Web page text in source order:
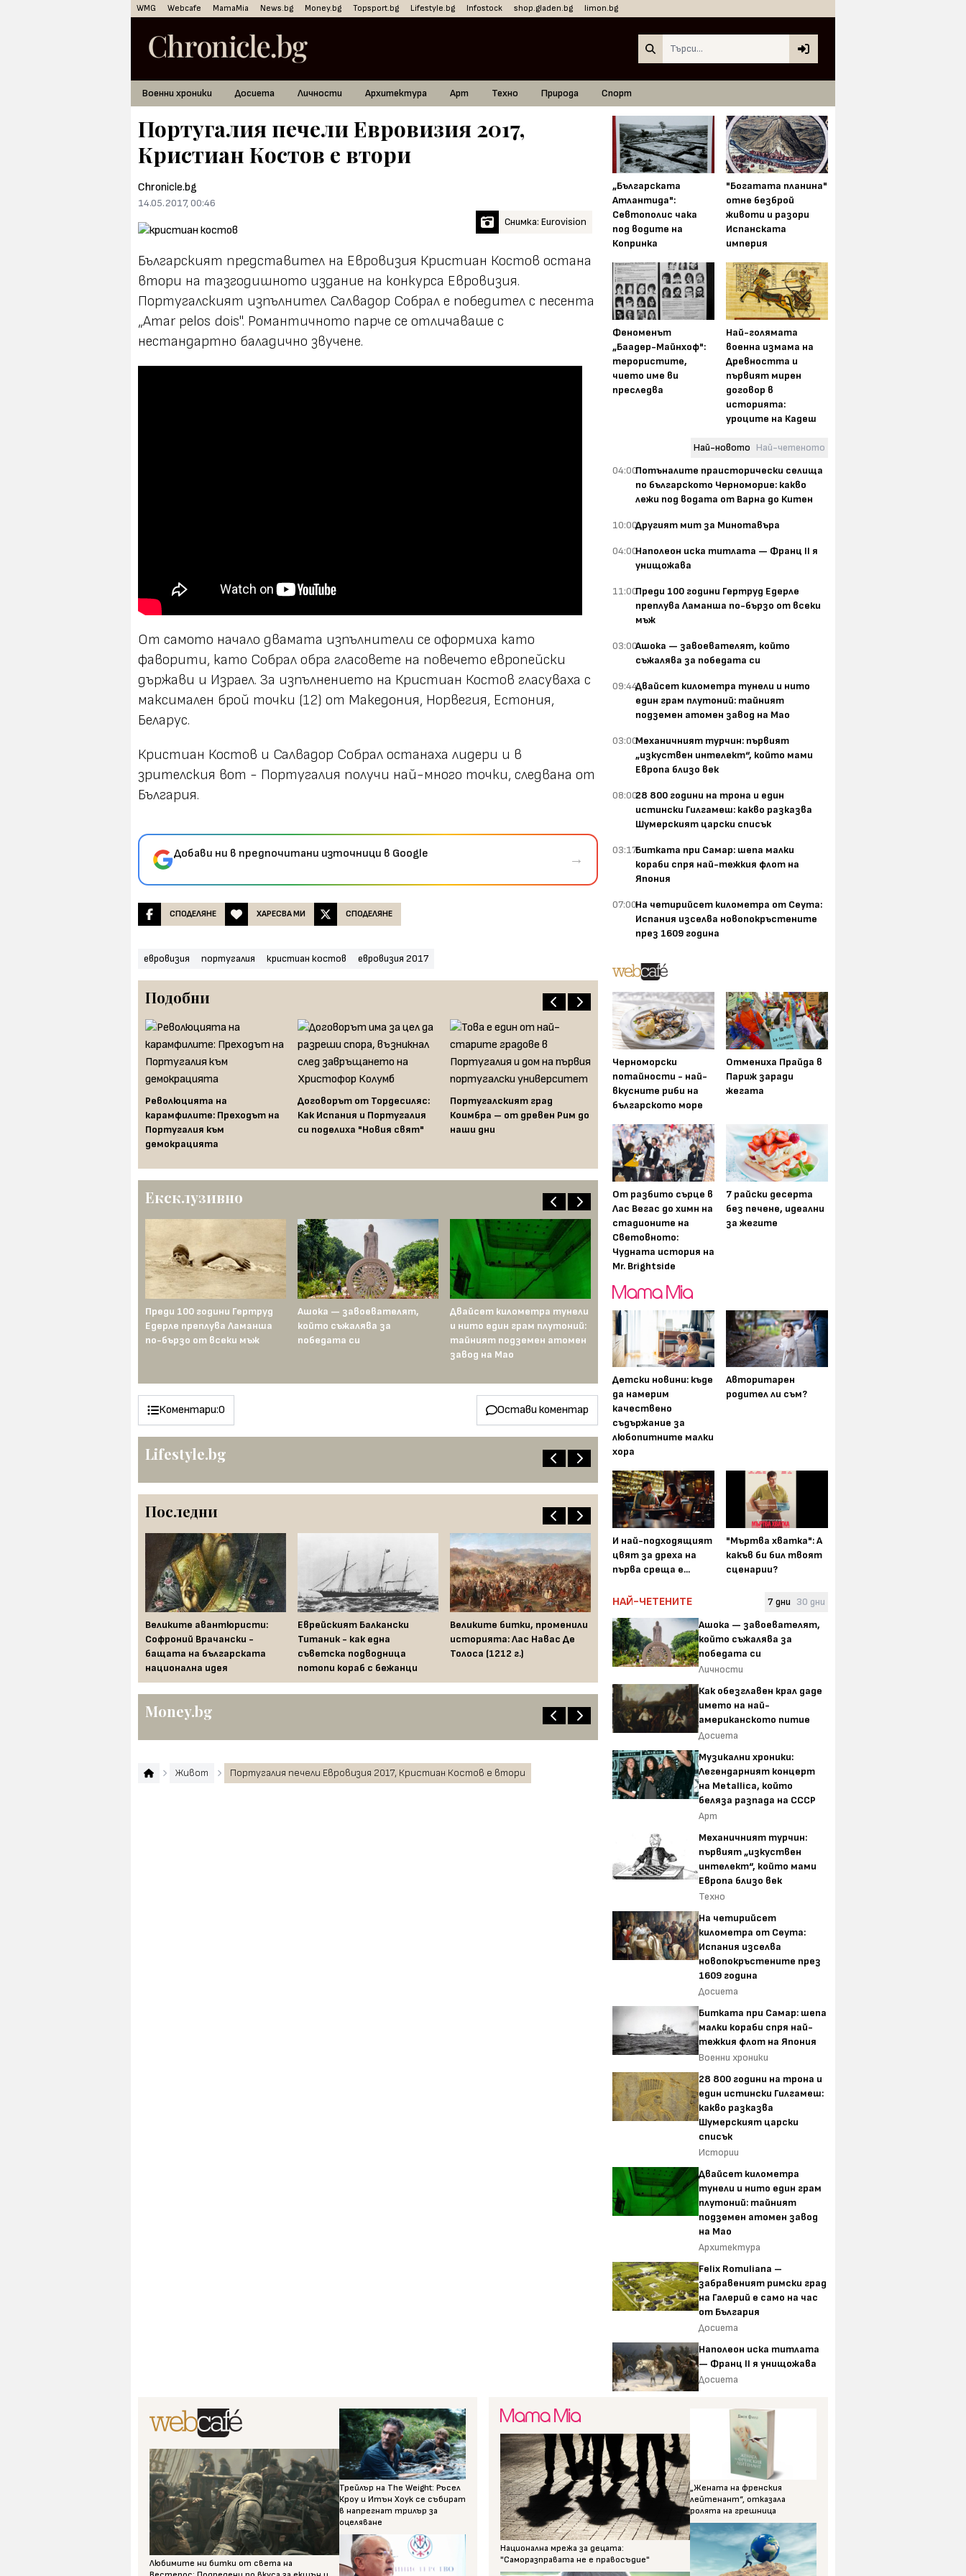
WMG Webcafe MamaMia News.bg Money.bg Topsport.bg Lifestyle.bg Infostock shop.gladen.bg limon.bg
Военни хроники Досиета Личности Архитектура Арт Техно Природа Спорт
Португалия печели Евровизия 2017,
Кристиан Костов е втори
Chronicle.bg
14.05.2017, 00:46
Снимка: Eurovision
Българският представител на Евровизия Кристиан Костов остана
втори на тазгодишното издание на конкурса Евровизия.
Португалският изпълнител Салвадор Собрал е победител с песента
„Amar pelos dois". Романтичното парче се отличаваше с
нестандартно баладично звучене.
От самото начало двамата изпълнители се оформиха като
фаворити, като Собрал обра гласовете на повечето европейски
държави и Израел. За изпълнението на Кристиан Костов гласуваха с
максимален брой точки (12) от Македония, Норвегия, Естония,
Беларус.
Кристиан Костов и Салвадор Собрал останаха лидери и в
зрителския вот - Португалия получи най-много точки, следвана от
България.
Добави ни в предпочитани източници в Google →
СПОДЕЛЯНЕ ХАРЕСВА МИ СПОДЕЛЯНЕ
евровизия португалия кристиан костов евровизия 2017
Подобни
Революцията на
карамфилите: Преходът на
Португалия към
демокрацията
Договорът от Тордесиляс:
Как Испания и Португалия
си поделиха "Новия свят"
Португалският град
Коимбра – от древен Рим до
наши дни
Ексклузивно
Преди 100 години Гертруд
Едерле преплува Ламанша
по-бързо от всеки мъж
Ашока — завоевателят,
който съжалява за
победата си
Двайсет километра тунели
и нито един грам плутоний:
тайният подземен атомен
завод на Мао
Коментари:0 Остави коментар
Lifestyle.bg
Последни
Великите авантюристи:
Софроний Врачански -
бащата на българската
национална идея
Еврейският Балкански
Титаник - как една
съветска подводница
потопи кораб с бежанци
Великите битки, променили
историята: Лас Навас Де
Толоса (1212 г.)
Money.bg
Живот Португалия печели Евровизия 2017, Кристиан Костов е втори
„Българската
Атлантида":
Севтополис чака
под водите на
Копринка
"Богатата планина"
отне безброй
животи и разори
Испанската
империя
Феноменът
„Баадер-Майнхоф":
терористите,
чието име ви
преследва
Най-голямата
военна измама на
Древността и
първият мирен
договор в
историята:
уроците на Кадеш
Най-новото Най-четеното
04:00Потъналите праисторически селища
по българското Черноморие: какво
лежи под водата от Варна до Китен
10:00Другият мит за Минотавъра
04:00Наполеон иска титлата — Франц II я
унищожава
11:00Преди 100 години Гертруд Едерле
преплува Ламанша по-бързо от всеки
мъж
03:00Ашока — завоевателят, който
съжалява за победата си
09:44Двайсет километра тунели и нито
един грам плутоний: тайният
подземен атомен завод на Мао
03:00Механичният турчин: първият
„изкуствен интелект“, който мами
Европа близо век
08:0028 800 години на трона и един
истински Гилгамеш: какво разказва
Шумерският царски списък
03:17Битката при Самар: шепа малки
кораби спря най-тежкия флот на
Япония
07:00На четирийсет километра от Сеута:
Испания изселва новопокръстените
през 1609 година
Черноморски
потайности - най-
вкусните риби на
българското море
Отмениха Прайда в
Париж заради
жегата
От разбито сърце в
Лас Вегас до химн на
стадионите на
Световното:
Чудната история на
Mr. Brightside
7 райски десерта
без печене, идеални
за жегите
Детски новини: къде
да намерим
качествено
съдържание за
любопитните малки
хора
Авторитарен
родител ли съм?
И най-подходящият
цвят за дреха на
първа среща е...
"Мъртва хватка": А
какъв би бил твоят
сценарии?
НАЙ-ЧЕТЕНИТЕ 7 дни 30 дни
Ашока — завоевателят,
който съжалява за
победата си
Личности
Как обезглавен крал даде
името на най-
американското питие
Досиета
Музикални хроники:
Легендарният концерт
на Metallica, който
беляза разпада на СССР
Арт
Механичният турчин:
първият „изкуствен
интелект“, който мами
Европа близо век
Техно
На четирийсет
километра от Сеута:
Испания изселва
новопокръстените през
1609 година
Досиета
Битката при Самар: шепа
малки кораби спря най-
тежкия флот на Япония
Военни хроники
28 800 години на трона и
един истински Гилгамеш:
какво разказва
Шумерският царски
списък
Истории
Двайсет километра
тунели и нито един грам
плутоний: тайният
подземен атомен завод
на Мао
Архитектура
Felix Romuliana –
забравеният римски град
на Галерий е само на час
от България
Досиета
Наполеон иска титлата
— Франц II я унищожава
Досиета
Любимите ни битки от света на
Трейлър на The Weight: Ръсел
Кроу и Итън Хоук се събират
в напрегнат трилър за
оцеляване
Национална мрежа за децата:
"Саморазправата не е правосъдие"
„Жената на френския
лейтенант“, отказала
ролята на грешница